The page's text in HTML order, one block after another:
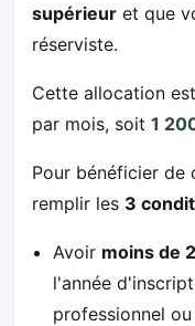
supérieur et que
réserviste.
Cette allocation
par mois, soit 1
Pour bénéficier de
remplir les 3
Avoir moins de
l'année
professionnel